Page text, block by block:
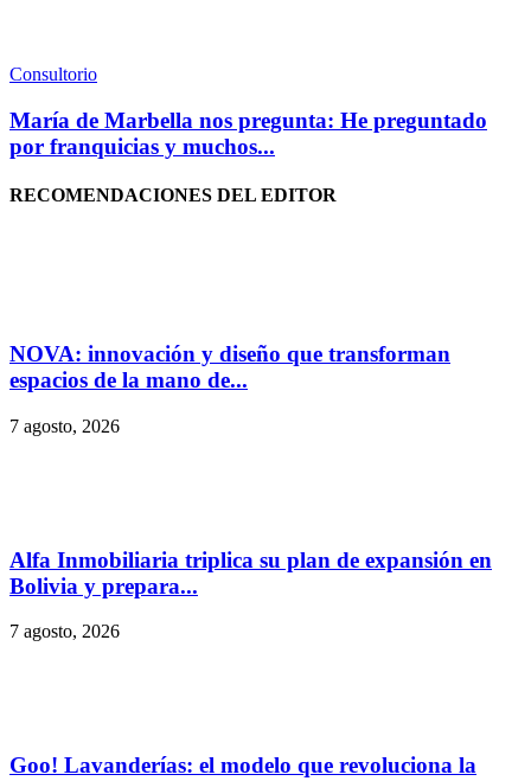
Consultorio
María de Marbella nos pregunta: He preguntado
por franquicias y muchos...
RECOMENDACIONES DEL EDITOR
NOVA: innovación y diseño que transforman
espacios de la mano de...
7 agosto, 2026
Alfa Inmobiliaria triplica su plan de expansión en
Bolivia y prepara...
7 agosto, 2026
Goo! Lavanderías: el modelo que revoluciona la